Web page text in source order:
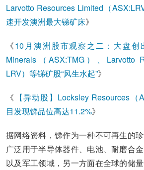
Larvotto Resources Limited（
速开发澳洲最大锑矿床》
《10月澳洲股市观察之二：大盘创
Minerals（ASX:TMG）、Larvotto
LRV）等锑矿股“风生水起”》
《 【异动股】Locksley Resources（
目发现锑品位高达11.2%》
据网络资料，锑作为一种不可再生的
广泛用于半导体器件、电池、耐磨合
以及军工领域，另一方面在全球的储